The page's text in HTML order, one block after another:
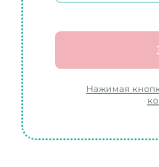
Нажимая